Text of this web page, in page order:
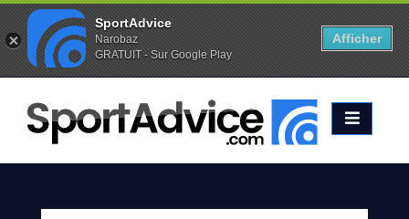
Favoris (0) Alertes (0)
ACCUEIL
SKIS
2020
SportAdvice
Narobaz
GRATUIT - Sur Google Play
Afficher